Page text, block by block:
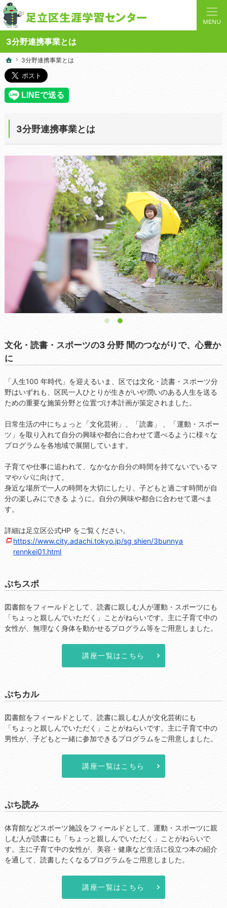
3分野連携事業とは
人と学びを結ぶターミナルステーション。地域の講座や施設をご案内しています。
足立区生涯学習センターの総合案内サイト
ホーム
3分野連携事業とは
3分野連携事業とは
文化・読書・スポーツの3 分野 間のつながりで、心豊か
に
...「人生100 年時代」を迎えるいま、区では文化・読書・スポーツ分
野はいずれも、区民一人ひとりが生きがいや潤いのある人生を送る
ための重要な施策分野と位置づけ本計画が策定されました。
日常生活の中にちょっと「文化芸術」、「読書」 、「運動・スポー
ツ」を取り入れて自分の興味や都合に合わせて選べるように様々な
プログラムを各地域で展開しています。
子育てや仕事に追われて、なかなか自分の時間を持てないでいるマ
マやパパに向けて。
身近な場所で一人の時間を大切にしたり、子どもと過ごす時間が自
分の楽しみにできる ように。自分の興味や都合に合わせて選べま
す。
詳細は足立区公式HP をご覧ください。
https://www.city.adachi.tokyo.jp/sg shien/3bunnya
rennkei01.html
ぷちスポ
...
図書館をフィールドとして、読書に親しむ人が運動・スポーツにも
「ちょっと親しんでいただく」ことがねらいです。主に子育て中の
女性が、無理なく身体を動かせるプログラム等をご用意しました。
講座一覧はこちら
ぷちカル
...
図書館をフィールドとして、読書に親しむ人が文化芸術にも
「ちょっと親しんでいただく」ことがねらいです。主に子育て中の
男性が、子どもと一緒に参加できるプログラムをご用意しました。
講座一覧はこちら
ぷち読み
...
体育館などスポーツ施設をフィールドとして、運動・スポーツに親
しむ人が読書にも「ちょっと親しんでいただく」ことがねらいで
す。主に子育て中の女性が、美容・健康など生活に役立つ本の紹介
を通して、読書したくなるプログラムをご用意しました。
講座一覧はこちら
ホーム
3分野連携事業とは